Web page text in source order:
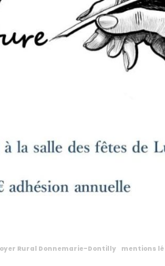
Rural Donnemarie-Dontilly mentions